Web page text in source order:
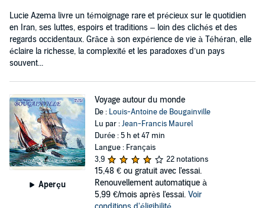
Lucie Azema livre un témoignage rare et précieux sur le quotidien
en Iran, ses luttes, espoirs et traditions – loin des clichés et des
regards occidentaux. Grâce à son expérience de vie à Téhéran, elle
éclaire la richesse, la complexité et les paradoxes d’un pays
souvent...
Aperçu
Voyage autour du monde
De : Louis-Antoine de Bougainville
Lu par :Jean-Francis Maurel
Durée : 5 h et 47 min
Langue : Français
3,9
22 notations
15,48 € ou gratuit avec l'essai.
Renouvellement automatique à
5,99 €/mois après l'essai. Voir